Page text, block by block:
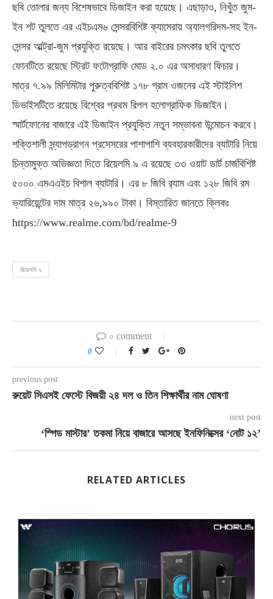
ছবি তোলার জন্য বিশেষভাবে ডিজাইন করা হয়েছে। এছাড়াও, নিখুঁত জুম-
ইন শট তুলতে এর এইচএম৬ সেন্সরবিশিষ্ট ক্যামেরায় অ্যালগরিদম-সহ ইন-
সেন্সর আল্ট্রা-জুম প্রযুক্তি রয়েছে। আর বাইরের চমৎকার ছবি তুলতে
ফোনটিতে রয়েছে স্ট্রিট ফটোগ্রাফি মোড ২.০ এর অসাধারণ ফিচার।
মাত্র ৭.৯৯ মিলিমিটার পুরুত্ববিশিষ্ট ১৭৮ গ্রাম ওজনের এই স্টাইলিশ
ডিভাইসটিতে রয়েছে বিশ্বের প্রথম রিপল হলোগ্রাফিক ডিজাইন।
স্মার্টফোনের বাজারে এই ডিজাইন প্রযুক্তি নতুন সম্ভাবনা উন্মোচন করবে।
শক্তিশালী স্ন্যাপড্রাগন প্রসেসরের পাশাপাশি ব্যবহারকারীদের ব্যাটারি নিয়ে
চিন্তামুক্ত অভিজ্ঞতা দিতে রিয়েলমি ৯ এ রয়েছে ৩৩ ওয়াট ডার্ট চার্জবিশিষ্ট
৫০০০ এমএএইচ বিশাল ব্যাটারি। এর ৮ জিবি র‍্যাম এবং ১২৮ জিবি রম
ভ্যারিয়েন্টের দাম মাত্র ২৬,৯৯০ টাকা। বিস্তারিত জানতে ক্লিকঃ
https://www.realme.com/bd/realme-9
রিয়েলমি ৯
০ comment
0
previous post
রুয়েট সিএসই ফেস্টে বিজয়ী ২৪ দল ও তিন শিক্ষার্থীর নাম ঘোষণা
next post
‘স্পিড মাস্টার’ তকমা নিয়ে বাজারে আসছে ইনফিনিক্সের ‘নোট ১২’
RELATED ARTICLES